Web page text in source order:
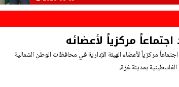
مركزياً لأعضائه
مركزياً لأعضاء الهيئة الإدارية في محافظات الوطن الشمالية
الفلسطينية بمدينة غزة،